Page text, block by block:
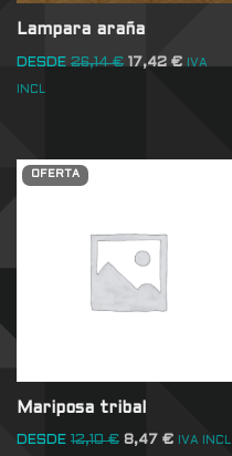
Lampara araña
DESDE 26,14€ 17,42 € IVA
INCL
OFERTA
Mariposa tribal
DESDE 12,10€ 8,47 € IVA INCL